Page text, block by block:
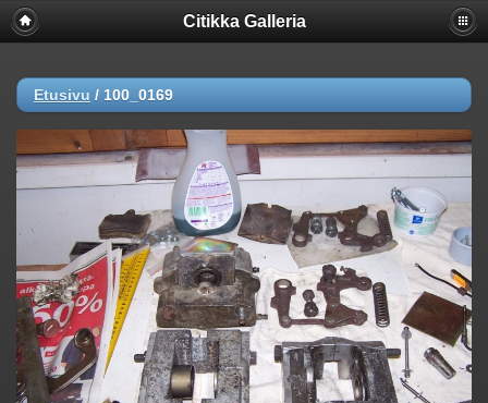
Citikka Galleria
Etusivu / 100_0169